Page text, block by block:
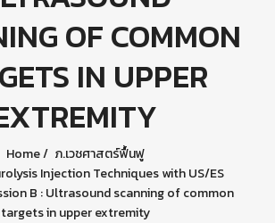
OF COMMON
IN UPPER
Home
ภ.เวชศาสตร์ฟื้นฟู
Injection Techniques with US/ES
B : Ultrasound scanning of common
targets in upper extremity